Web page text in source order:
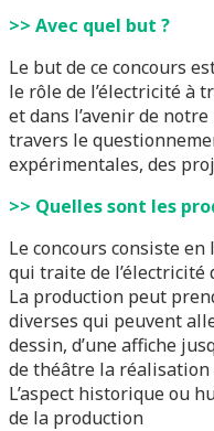
>> Avec quel but ?
Le but de ce concours
le rôle de l’électricité à
et dans l’avenir de
travers le
expérimentales, des
>> Quelles sont les
Le concours consiste
qui traite de l’électricité
La production peut
diverses qui peuvent
dessin, d’une affiche
de théâtre la réalisation
L’aspect historique ou
de la production